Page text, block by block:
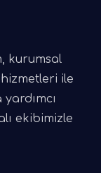
kurumsal
ile
ekibimizle